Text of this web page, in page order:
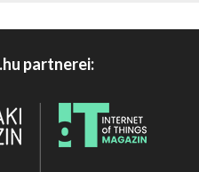
partnerei: